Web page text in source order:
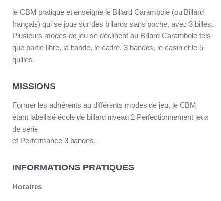
le CBM pratique et enseigne le Billard Carambole (ou Billard
français) qui se joue sur des billards sans poche, avec 3 billes.
Plusieurs modes de jeu se déclinent au Billard Carambole tels
que partie libre, la bande, le cadre, 3 bandes, le casin et le 5
quilles.
MISSIONS
Former les adhérents au différents modes de jeu, le CBM
étant labellisé école de billard niveau 2 Perfectionnement jeux
de série
et Performance 3 bandes.
INFORMATIONS PRATIQUES
Horaires